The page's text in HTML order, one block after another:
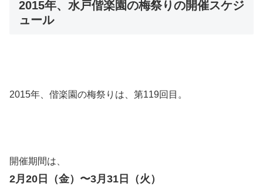
2015年、水戸偕楽園の梅祭りの開催スケジ
ュール
2015年、偕楽園の梅祭りは、第119回目。
開催期間は、
2月20日（金）〜3月31日（火）